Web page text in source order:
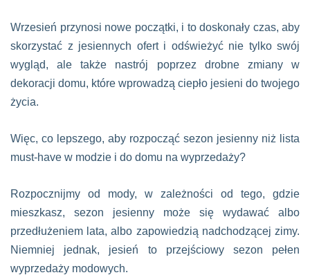
Wrzesień przynosi nowe początki, i to doskonały czas, aby
skorzystać z jesiennych ofert i odświeżyć nie tylko swój
wygląd, ale także nastrój poprzez drobne zmiany w
dekoracji domu, które wprowadzą ciepło jesieni do twojego
życia.
Więc, co lepszego, aby rozpocząć sezon jesienny niż lista
must-have w modzie i do domu na wyprzedaży?
Rozpocznijmy od mody, w zależności od tego, gdzie
mieszkasz, sezon jesienny może się wydawać albo
przedłużeniem lata, albo zapowiedzią nadchodzącej zimy.
Niemniej jednak, jesień to przejściowy sezon pełen
wyprzedaży modowych.